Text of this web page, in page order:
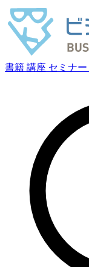
書籍 講座 セミナー